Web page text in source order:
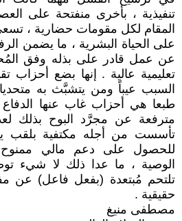
تنفيذية ، بأخرى منفتحة على
المقام لكل مقومات حضارية ،
على الحياة البشرية ، ما يضمن
عن عمل قادر على بذله وفق
تعليمية عالية . إنها بضع أحزاب
السبب عيباً ومن يتشبَّث به متحديا
طبعا هي أحزاب غاب عنها
مترفعة عن مجرَّد البوح بذلك
تأسست من أجله مكتفية بلقب
للحصول على دعم مالي
الوصية ، ما عدا ذلك لا شيء
تلتحم مُبتعدة (بفعل فاعل) عن
حقيقية .
مصطفى منيغ